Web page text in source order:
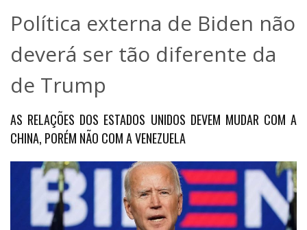
Política externa de Biden não
deverá ser tão diferente da
de Trump
AS RELAÇÕES DOS ESTADOS UNIDOS DEVEM MUDAR COM A
CHINA, PORÉM NÃO COM A VENEZUELA